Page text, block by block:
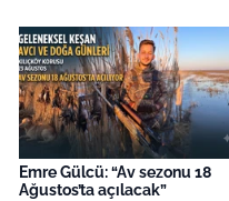
Emre Gülcü: “Av sezonu 18
Ağustos’ta açılacak”